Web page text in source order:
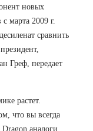
новых
марта 2009 г.
сравнить
Греф, передает
растет.
что вы всегда
аналоги